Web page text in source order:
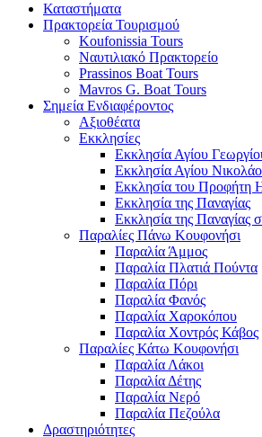
Καταστήματα
Πρακτορεία Τουρισμού
Koufonissia Tours
Ναυτιλιακό Πρακτορείο
Prassinos Boat Tours
Mavros G. Boat Tours
Σημεία Ενδιαφέροντος
Αξιοθέατα
Εκκλησίες
Εκκλησία Αγίου
Εκκλησία Αγίου
Εκκλησία του Προφήτη
Εκκλησία της Παναγίας
Εκκλησία της Παναγίας
Παραλίες Πάνω Κουφονήσι
Παραλία Άμμος
Παραλία Πλατιά Πούντα
Παραλία Πόρι
Παραλία Φανός
Παραλία Χαροκόπου
Παραλία Χοντρός Κάβος
Παραλίες Κάτω Κουφονήσι
Παραλία Λάκοι
Παραλία Δέτης
Παραλία Νερό
Παραλία Πεζούλα
Δραστηριότητες